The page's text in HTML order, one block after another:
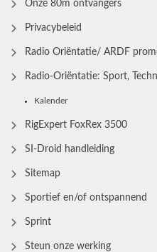
Onze 80m ontvangers
Privacybeleid
Radio Oriëntatie/ ARDF
Radio‑Oriëntatie: Sport,
Kalender
RigExpert FoxRex 3500
SI-Droid handleiding
Sitemap
Sportief en/of ontspannend
Sprint
Steun onze werking